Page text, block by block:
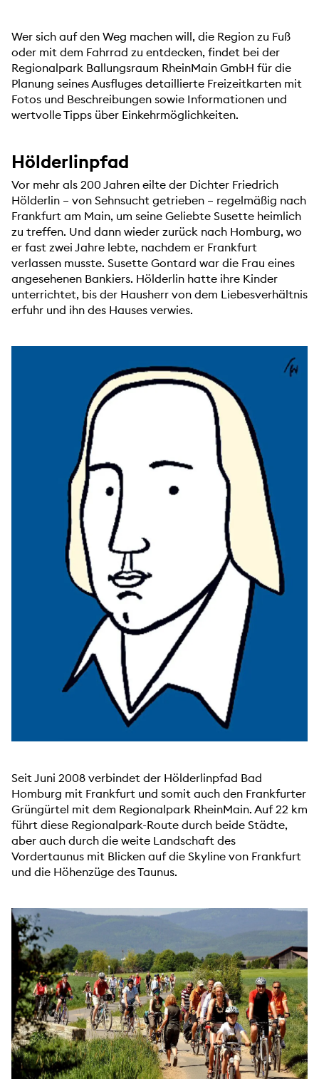
Wer sich auf den Weg machen will, die Region zu Fuß
oder mit dem Fahrrad zu entdecken, findet bei der
Regionalpark Ballungsraum RheinMain GmbH für die
Planung seines Ausfluges detaillierte Freizeitkarten mit
Fotos und Beschreibungen sowie Informationen und
wertvolle Tipps über Einkehrmöglichkeiten.
Hölderlinpfad
Vor mehr als 200 Jahren eilte der Dichter Friedrich
Hölderlin – von Sehnsucht getrieben – regelmäßig nach
Frankfurt am Main, um seine Geliebte Susette heimlich
zu treffen. Und dann wieder zurück nach Homburg, wo
er fast zwei Jahre lebte, nachdem er Frankfurt
verlassen musste. Susette Gontard war die Frau eines
angesehenen Bankiers. Hölderlin hatte ihre Kinder
unterrichtet, bis der Hausherr von dem Liebesverhältnis
erfuhr und ihn des Hauses verwies.
Seit Juni 2008 verbindet der Hölderlinpfad Bad
Homburg mit Frankfurt und somit auch den Frankfurter
Grüngürtel mit dem Regionalpark RheinMain. Auf 22 km
führt diese Regionalpark-Route durch beide Städte,
aber auch durch die weite Landschaft des
Vordertaunus mit Blicken auf die Skyline von Frankfurt
und die Höhenzüge des Taunus.